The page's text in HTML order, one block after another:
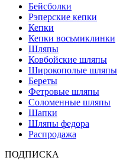
Бейсболки
Рэперские кепки
Кепки
Кепки восьмиклинки
Шляпы
Ковбойские шляпы
Широкополые шляпы
Береты
Фетровые шляпы
Соломенные шляпы
Шапки
Шляпы федора
Распродажа
ПОДПИСКА